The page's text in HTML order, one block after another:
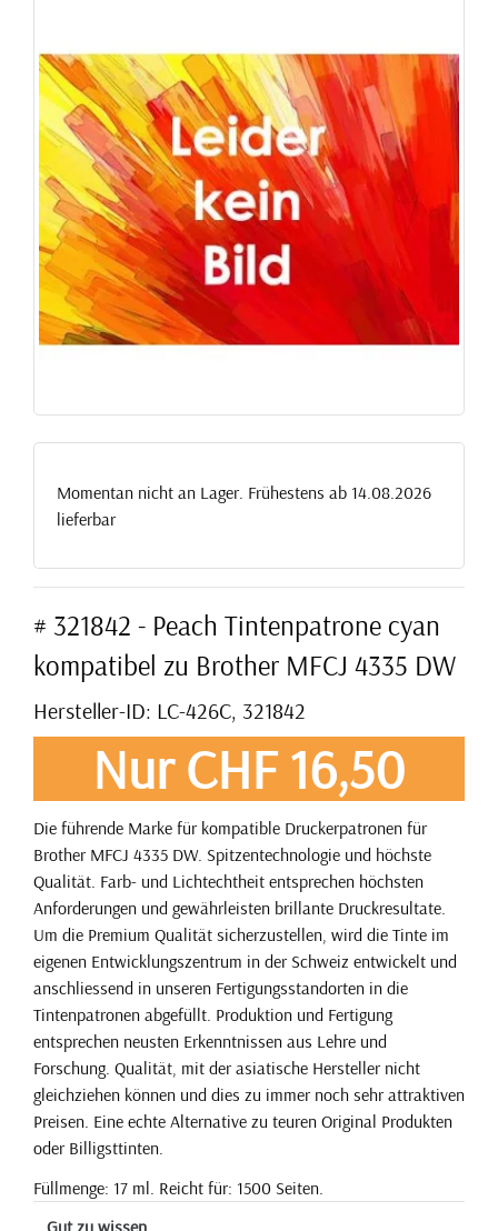
Momentan nicht an Lager. Frühestens ab 14.08.2026
lieferbar
# 321842 - Peach Tintenpatrone cyan
kompatibel zu Brother MFCJ 4335 DW
Hersteller-ID: LC-426C, 321842
Nur CHF 16,50
Die führende Marke für kompatible Druckerpatronen für
Brother MFCJ 4335 DW. Spitzentechnologie und höchste
Qualität. Farb- und Lichtechtheit entsprechen höchsten
Anforderungen und gewährleisten brillante Druckresultate.
Um die Premium Qualität sicherzustellen, wird die Tinte im
eigenen Entwicklungszentrum in der Schweiz entwickelt und
anschliessend in unseren Fertigungsstandorten in die
Tintenpatronen abgefüllt. Produktion und Fertigung
entsprechen neusten Erkenntnissen aus Lehre und
Forschung. Qualität, mit der asiatische Hersteller nicht
gleichziehen können und dies zu immer noch sehr attraktiven
Preisen. Eine echte Alternative zu teuren Original Produkten
oder Billigsttinten.
Füllmenge: 17 ml. Reicht für: 1500 Seiten.
Gut zu wissen